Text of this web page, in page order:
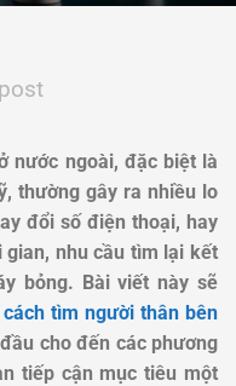
nước ngoài, đặc biệt là
thường gây ra nhiều lo
đổi số điện thoại, hay
nhu cầu tìm lại kết
bỏng. Bài viết này sẽ
cách tìm người thân bên
cho đến các phương
tiếp cận mục tiêu một